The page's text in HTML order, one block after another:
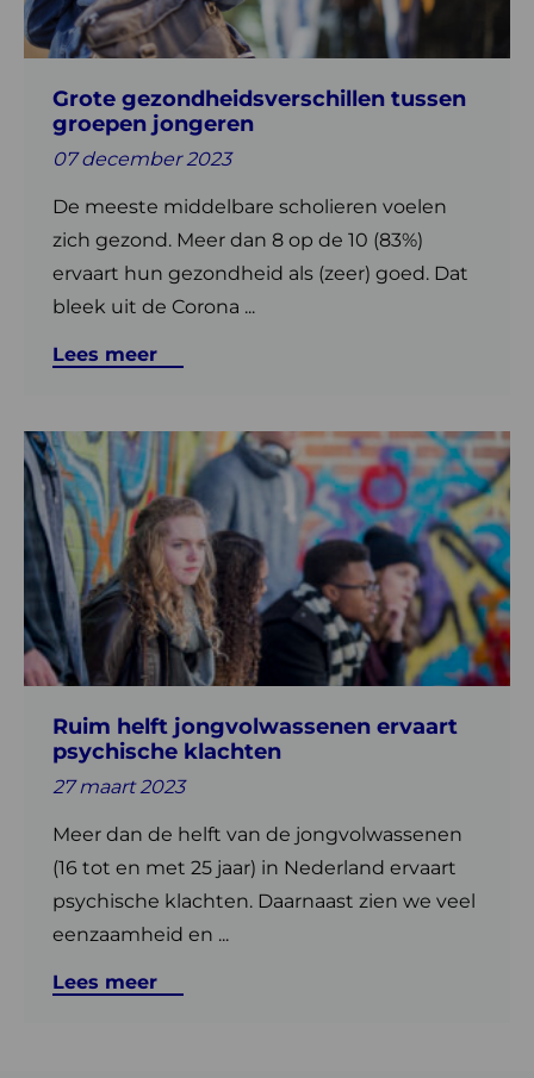
Grote gezondheidsverschillen tussen
groepen jongeren
07 december 2023
De meeste middelbare scholieren voelen
zich gezond. Meer dan 8 op de 10 (83%)
ervaart hun gezondheid als (zeer) goed. Dat
bleek uit de Corona ...
Lees meer
jongeren
Ruim helft jongvolwassenen ervaart
psychische klachten
27 maart 2023
Meer dan de helft van de jongvolwassenen
(16 tot en met 25 jaar) in Nederland ervaart
psychische klachten. Daarnaast zien we veel
eenzaamheid en ...
Lees meer
Lees
meer
over
Ruim
helft
jongvolwassenen
ervaart
psychische
klachten